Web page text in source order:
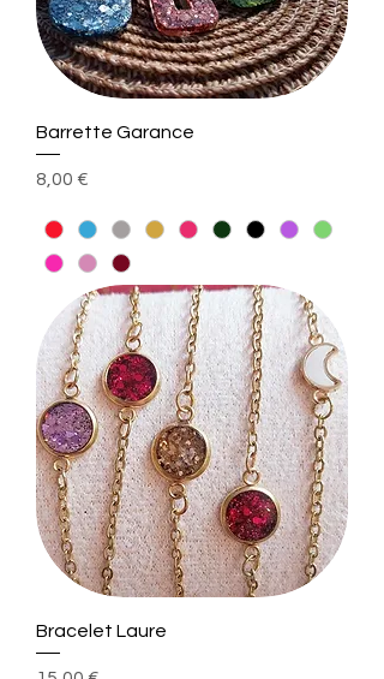
Barrette Garance
Prix
8,00 €
Bracelet Laure